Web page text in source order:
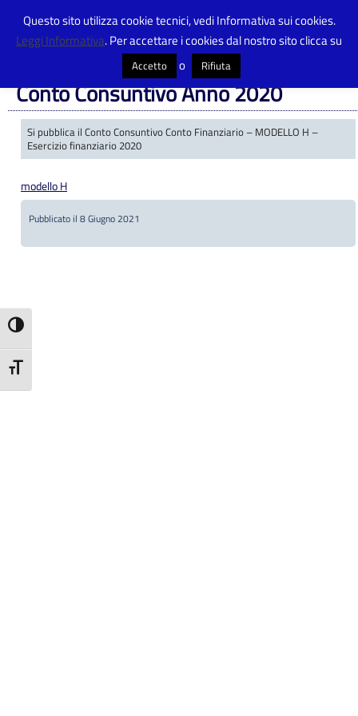
Attiva/disattiva alto contrasto
Attiva/disattiva dimensione testo
Centro Provinciale Istruzione Adulti>Amministrazione Trasparente>
Bilancio preventivo e consuntivo>Conto Consuntivo Anno 2020
Conto Consuntivo Anno 2020
Si pubblica il Conto Consuntivo Conto Finanziario – MODELLO H –
Esercizio finanziario 2020
modello H
Pubblicato il 8 Giugno 2021
Questo sito utilizza cookie tecnici, vedi Informativa sui cookies.
Leggi Informativa. Per accettare i cookies dal nostro sito clicca su
Accetto o Rifiuta